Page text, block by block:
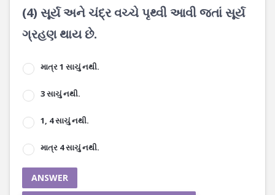
(4) સૂર્ય અને ચંદ્ર વચ્ચે પૃથ્વી આવી જતાં સૂર્ય
ગ્રહણ થાય છે.
માત્ર 1 સાચું નથી.
3 સાચું નથી.
1, 4 સાચું નથી.
માત્ર 4 સાચું નથી.
ANSWER